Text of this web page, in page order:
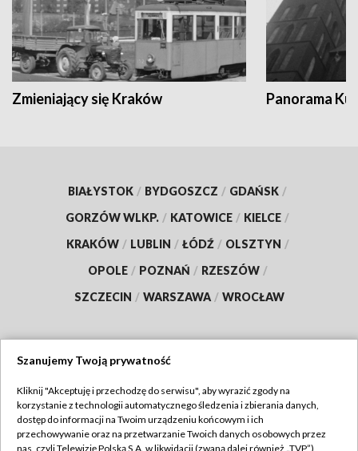
Zmieniający się Kraków Panorama
BIAŁYSTOK / BYDGOSZCZ / GDAŃSK /
GORZÓW WLKP. / KATOWICE / KIELCE /
KRAKÓW / LUBLIN / ŁÓDŹ / OLSZTYN /
OPOLE / POZNAŃ / RZESZÓW /
SZCZECIN / WARSZAWA / WROCŁAW
TVP
Abonament TVP
Regulamin TVP
Szanujemy Twoją prywatność
Kliknij "Akceptuję i przechodzę do serwisu", aby wyrazić zgody na
korzystanie z technologii automatycznego śledzenia i zbierania danych,
dostęp do informacji na Twoim urządzeniu końcowym i ich
przechowywanie oraz na przetwarzanie Twoich danych osobowych przez
nas, czyli Telewizję Polską S.A. w likwidacji (zwaną dalej również „TVP”),